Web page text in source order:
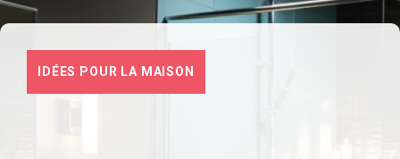
IDÉES POUR LA MAISON